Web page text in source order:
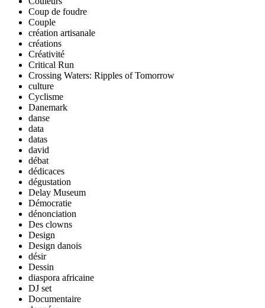
Coup de foudre
Couple
création artisanale
créations
Créativité
Critical Run
Crossing Waters: Ripples of Tomorrow
culture
Cyclisme
Danemark
danse
data
datas
david
débat
dédicaces
dégustation
Delay Museum
Démocratie
dénonciation
Des clowns
Design
Design danois
désir
Dessin
diaspora africaine
DJ set
Documentaire